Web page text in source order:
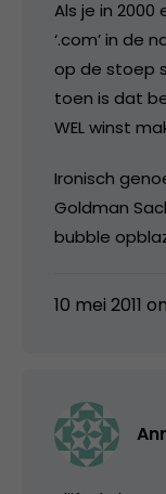
Als je in
‘.com’ in de
op de stoep
toen is dat
WEL winst
Ironisch
Goldman
bubble
10 mei 2011